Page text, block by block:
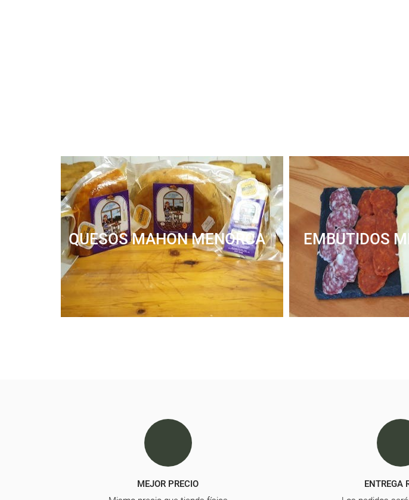
QUESOS MAHON MENORCA EMBUTIDOS
MEJOR PRECIO
ENTREGA